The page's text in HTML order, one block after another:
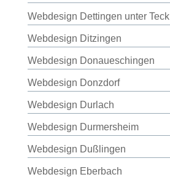
Webdesign Dettingen unter Teck
Webdesign Ditzingen
Webdesign Donaueschingen
Webdesign Donzdorf
Webdesign Durlach
Webdesign Durmersheim
Webdesign Dußlingen
Webdesign Eberbach